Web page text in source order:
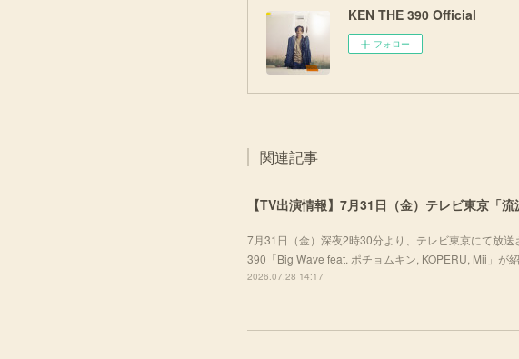
KEN THE 390 Official
フォロー
関連記事
【TV出演情報】7月31日（金）テレビ東京「
7月31日（金）深夜2時30分より、テレビ東京にて放
390「Big Wave feat. ポチョムキン, KOPERU, Mii」が
2026.07.28 14:17